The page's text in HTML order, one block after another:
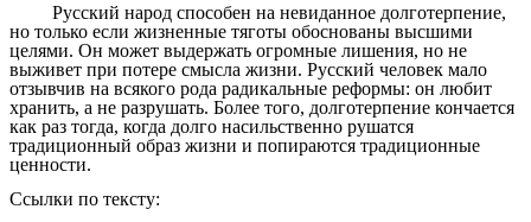
Русский народ способен на невиданное долготерпение,
но только если жизненные тяготы обоснованы высшими
целями. Он может выдержать огромные лишения, но не
выживет при потере смысла жизни. Русский человек мало
отзывчив на всякого рода радикальные реформы: он любит
хранить, а не разрушать. Более того, долготерпение кончается
как раз тогда, когда долго насильственно рушатся
традиционный образ жизни и попираются традиционные
ценности.
Ссылки по тексту: